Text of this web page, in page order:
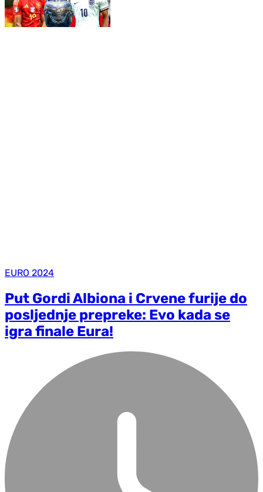
EURO 2024
Put Gordi Albiona i Crvene furije do
posljednje prepreke: Evo kada se
igra finale Eura!